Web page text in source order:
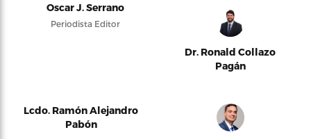
Oscar J. Serrano
Periodista Editor
Dr. Ronald Collazo
Pagán
Lcdo. Ramón Alejandro
Pabón